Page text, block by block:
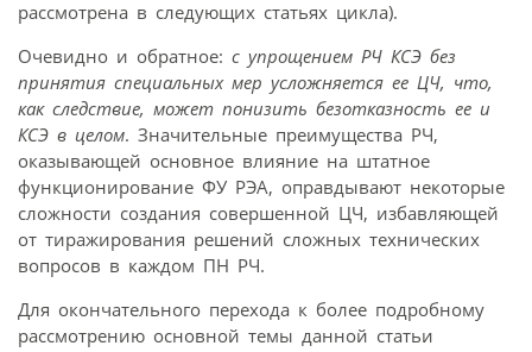
рассмотрена в следующих статьях цикла).
Очевидно и обратное: с упрощением РЧ КСЭ без
принятия специальных мер усложняется ее ЦЧ, что,
как следствие, может понизить безотказность ее и
КСЭ в целом. Значительные преимущества РЧ,
оказывающей основное влияние на штатное
функционирование ФУ РЭА, оправдывают некоторые
сложности создания совершенной ЦЧ, избавляющей
от тиражирования решений сложных технических
вопросов в каждом ПН РЧ.
Для окончательного перехода к более подробному
рассмотрению основной темы данной статьи